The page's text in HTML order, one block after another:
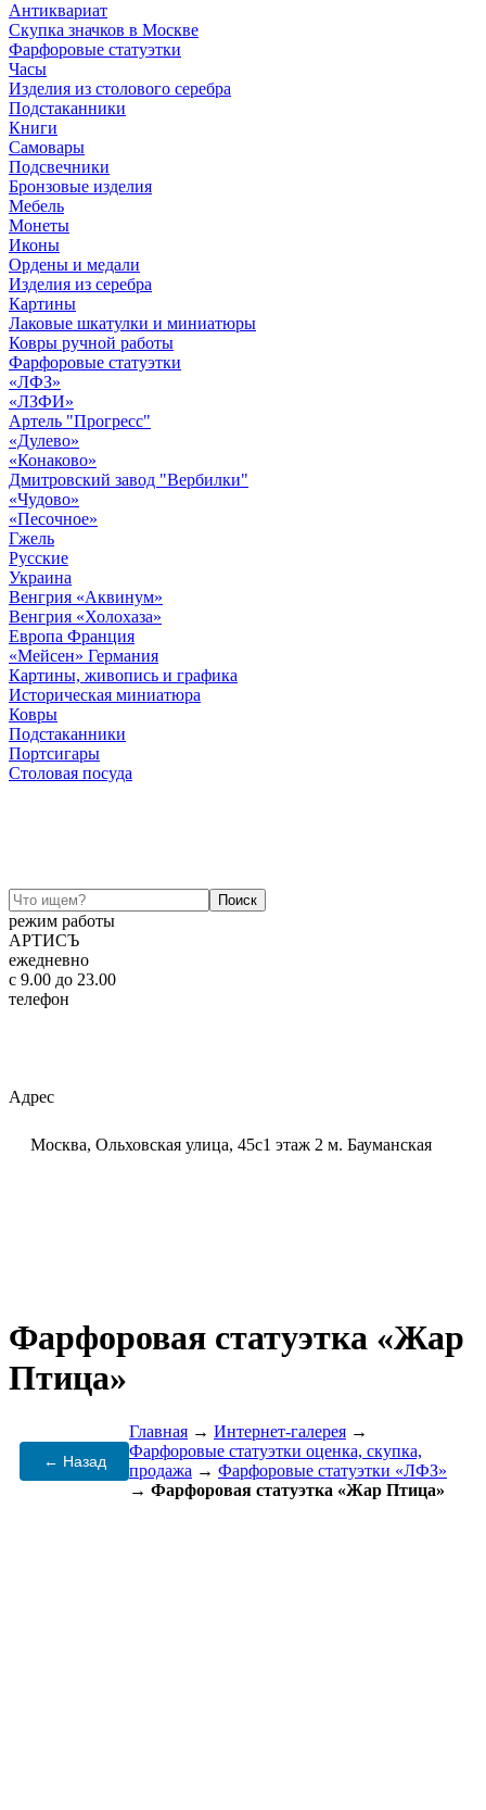
Антиквариат
Скупка значков в Москве
Фарфоровые статуэтки
Часы
Изделия из столового серебра
Подстаканники
Книги
Самовары
Подсвечники
Бронзовые изделия
Мебель
Монеты
Иконы
Ордены и медали
Изделия из серебра
Картины
Лаковые шкатулки и миниатюры
Ковры ручной работы
Фарфоровые статуэтки
«ЛФЗ»
«ЛЗФИ»
Артель "Прогресс"
«Дулево»
«Конаково»
Дмитровский завод "Вербилки"
«Чудово»
«Песочное»
Гжель
Русские
Украина
Венгрия «Аквинум»
Венгрия «Холохаза»
Европа Франция
«Мейсен» Германия
Картины, живопись и графика
Историческая миниатюра
Ковры
Подстаканники
Портсигары
Столовая посуда
режим работы
АРТИСЪ
ежедневно
c 9.00 до 23.00
телефон
Адрес
Москва, Ольховская улица, 45с1 этаж 2 м. Бауманская
Фарфоровая статуэтка «Жар
Птица»
← Назад
Главная → Интернет-галерея →
Фарфоровые статуэтки оценка, скупка,
продажа → Фарфоровые статуэтки «ЛФЗ»
→ Фарфоровая статуэтка «Жар Птица»